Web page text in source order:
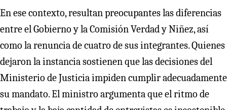
En ese contexto, resultan preocupantes las diferencias
entre el Gobierno y la Comisión Verdad y Niñez, así
como la renuncia de cuatro de sus integrantes. Quienes
dejaron la instancia sostienen que las decisiones del
Ministerio de Justicia impiden cumplir adecuadamente
su mandato. El ministro argumenta que el ritmo de